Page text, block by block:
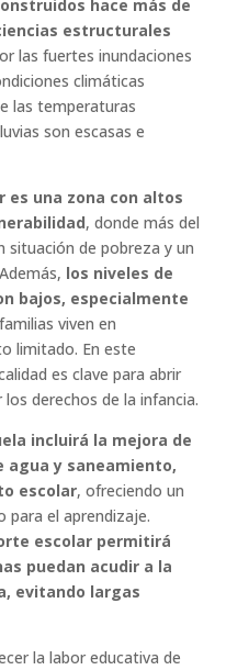
hace más de
estructurales
las fuertes inundaciones
climáticas
las temperaturas
son escasas e
es una zona con altos
, donde más del
situación de pobreza y un
los niveles de
bajos, especialmente
viven en
limitado. En este
es clave para abrir
derechos de la infancia.
incluirá la mejora de
agua y saneamiento,
escolar, ofreciendo un
para el aprendizaje.
escolar permitirá
puedan acudir a la
evitando largas
la labor educativa de